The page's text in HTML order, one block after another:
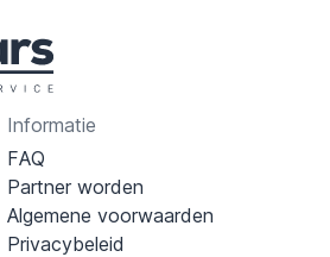
Informatie
FAQ
Partner worden
Algemene voorwaarden
Privacybeleid